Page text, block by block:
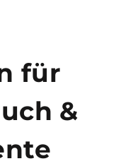
für
&